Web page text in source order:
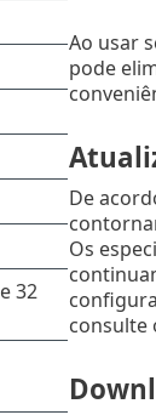
Ao usar
pode
De
Os
consulte